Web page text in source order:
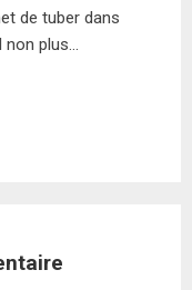
de tuber dans
plus…